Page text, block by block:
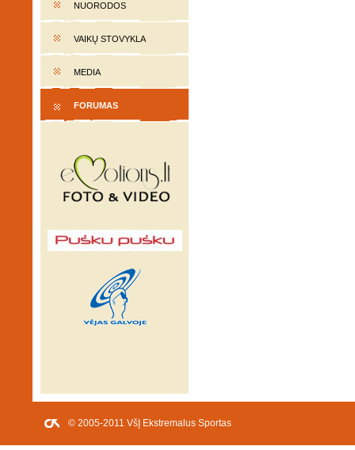
NUORODOS
VAIKŲ STOVYKLA
MEDIA
FORUMAS
© 2005-2011 VšĮ Ekstremalus Sportas